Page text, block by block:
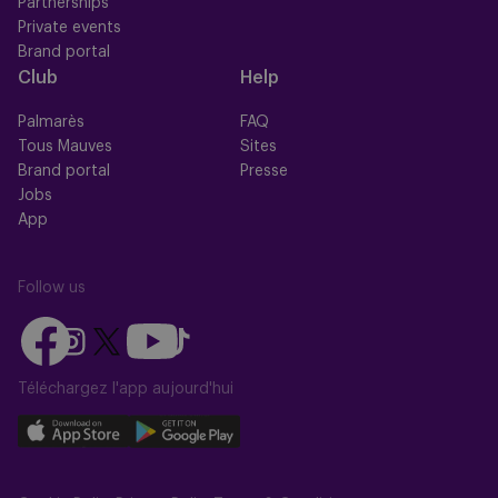
Partnerships
Private events
Brand portal
Club
Palmarès
Tous Mauves
Brand portal
Jobs
App
Help
FAQ
Sites
Presse
Follow us
Follow
us
on
Follow
us
on
Instagram
Follow
on
X
(Twitter)
Follow
us
on
Follow
us
on
TikTok
Téléchargez l'app aujourd'hui
Download
Download